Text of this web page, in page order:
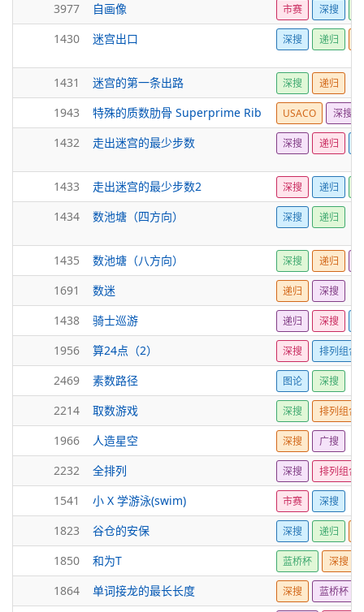
3977 自画像 市赛 深搜
1430 迷宫出口 深搜 递归
1431 迷宫的第一条出路 深搜 递归
1943 特殊的质数肋骨 Superprime Rib USACO 深搜
1432 走出迷宫的最少步数 深搜 递归
1433 走出迷宫的最少步数2 深搜 递归
1434 数池塘（四方向） 深搜 递归
1435 数池塘（八方向） 深搜 递归
1691 数迷 递归 深搜
1438 骑士巡游 递归 深搜
1956 算24点（2） 深搜 排列组合
2469 素数路径 图论 深搜
2214 取数游戏 深搜 排列组合
1966 人造星空 深搜 广搜
2232 全排列 深搜 排列组合
1541 小 X 学游泳(swim) 市赛 深搜
1823 谷仓的安保 深搜 递归
1850 和为T 蓝桥杯 深搜
1864 单词接龙的最长长度 深搜 蓝桥杯